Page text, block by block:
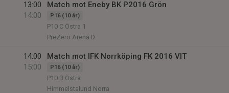
13:00
14:00
Match mot Eneby BK P2016 Grön
P16 (10 år)
P10 C Östra 1
PreZero Arena D
14:00
15:00
Match mot IFK Norrköping FK 2016 VIT
P16 (10 år)
P10 B Östra
Himmelstalund Norra